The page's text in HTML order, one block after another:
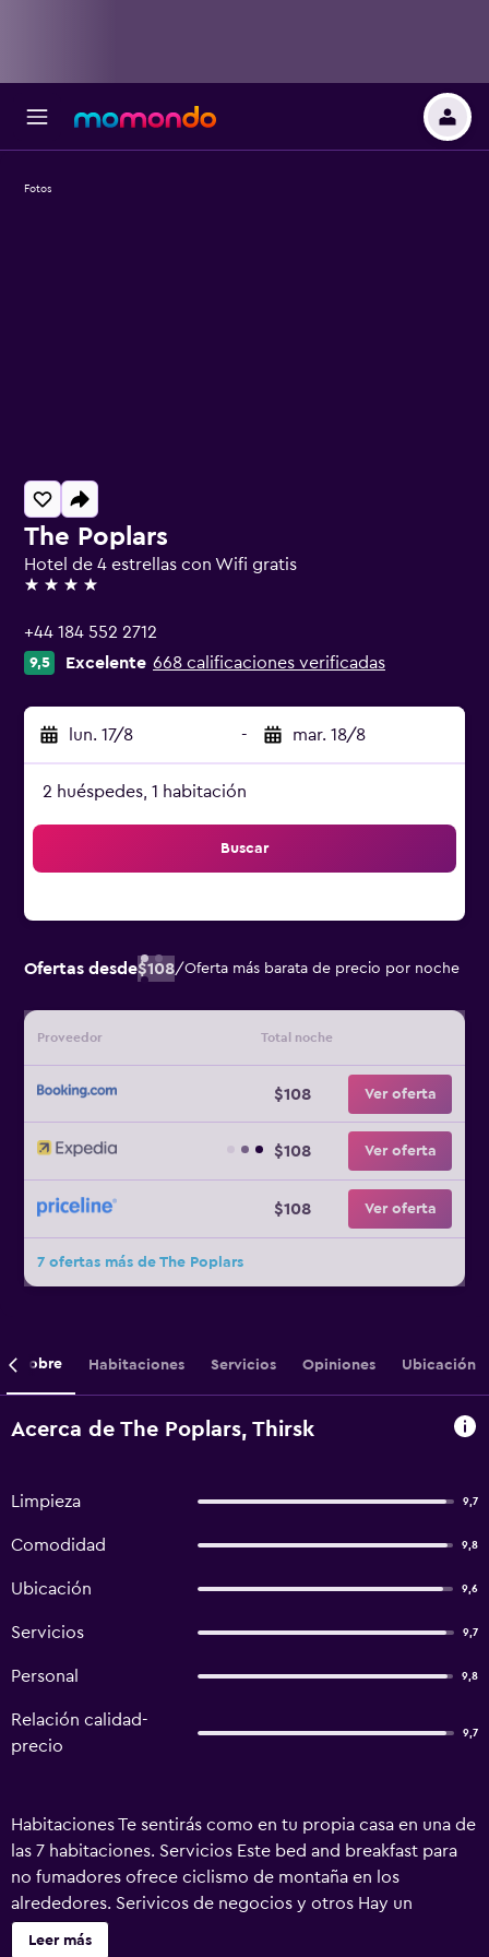
The Poplars
Hotel de 4 estrellas con Wifi gratis
4 estrellas
+44 184 552 2712
9,5 Excelente 668 calificaciones verificadas
lun. 17/8 - mar. 18/8
2 huéspedes, 1 habitación
Buscar
Ofertas desde$108/Oferta más barata de precio por noche
Proveedor Total noche
$108 Ver oferta
$108 Ver oferta
$108 Ver oferta
7 ofertas más de The Poplars
Fotos
Sobre Habitaciones Servicios Opiniones Ubicación
Acerca de The Poplars, Thirsk
Limpieza 9,7
Comodidad 9,8
Ubicación 9,6
Servicios 9,7
Personal 9,8
Relación calidad-
precio
9,7
Habitaciones Te sentirás como en tu propia casa en una de
las 7 habitaciones. Servicios Este bed and breakfast para
no fumadores ofrece ciclismo de montaña en los
alrededores. Serivicos de negocios y otros Hay un
estacionamiento gratis disponible. Ubicación del
Leer más